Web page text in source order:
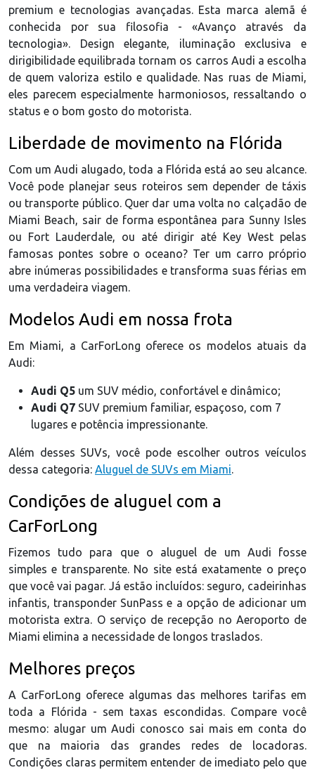
premium e tecnologias avançadas. Esta marca alemã é
conhecida por sua filosofia - «Avanço através da
tecnologia». Design elegante, iluminação exclusiva e
dirigibilidade equilibrada tornam os carros Audi a escolha
de quem valoriza estilo e qualidade. Nas ruas de Miami,
eles parecem especialmente harmoniosos, ressaltando o
status e o bom gosto do motorista.
Liberdade de movimento na Flórida
Com um Audi alugado, toda a Flórida está ao seu alcance.
Você pode planejar seus roteiros sem depender de táxis
ou transporte público. Quer dar uma volta no calçadão de
Miami Beach, sair de forma espontânea para Sunny Isles
ou Fort Lauderdale, ou até dirigir até Key West pelas
famosas pontes sobre o oceano? Ter um carro próprio
abre inúmeras possibilidades e transforma suas férias em
uma verdadeira viagem.
Modelos Audi em nossa frota
Em Miami, a CarForLong oferece os modelos atuais da
Audi:
Audi Q5 um SUV médio, confortável e dinâmico;
Audi Q7 SUV premium familiar, espaçoso, com 7
lugares e potência impressionante.
Além desses SUVs, você pode escolher outros veículos
dessa categoria: Aluguel de SUVs em Miami.
Condições de aluguel com a
CarForLong
Fizemos tudo para que o aluguel de um Audi fosse
simples e transparente. No site está exatamente o preço
que você vai pagar. Já estão incluídos: seguro, cadeirinhas
infantis, transponder SunPass e a opção de adicionar um
motorista extra. O serviço de recepção no Aeroporto de
Miami elimina a necessidade de longos traslados.
Melhores preços
A CarForLong oferece algumas das melhores tarifas em
toda a Flórida - sem taxas escondidas. Compare você
mesmo: alugar um Audi conosco sai mais em conta do
que na maioria das grandes redes de locadoras.
Condições claras permitem entender de imediato pelo que